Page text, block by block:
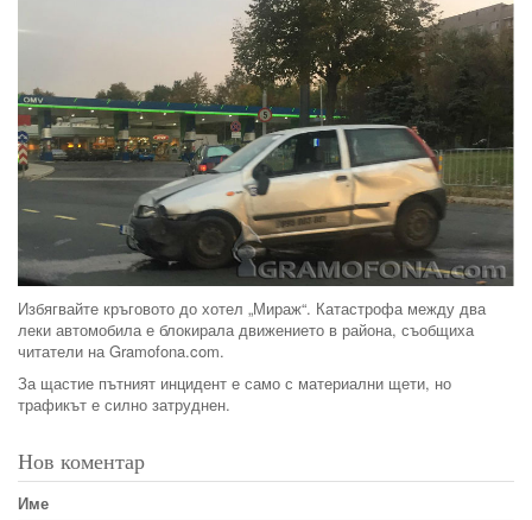
Избягвайте кръговото до хотел „Мираж“. Катастрофа между два
леки автомобила е блокирала движението в района, съобщиха
читатели на Gramofona.com.
За щастие пътният инцидент е само с материални щети, но
трафикът е силно затруднен.
Нов коментар
Име